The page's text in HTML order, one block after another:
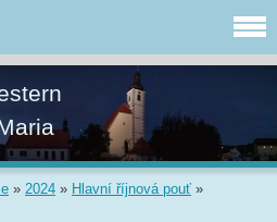
» 2024 » Hlavní říjnová pouť »